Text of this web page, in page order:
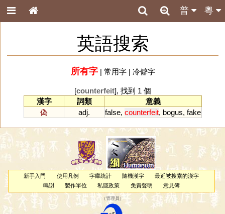
粵
普
英語搜索
所有字| 常用字| 冷僻字
[counterfeit], 找到 1 個
漢字
詞類
意義
偽
adj. false, counterfeit, bogus, fake
新手入門 使用凡例 字庫統計 隨機漢字
最近被搜索的漢字
鳴謝
製作單位 私隱政策 免責聲明 意見簿
（管理員 ）